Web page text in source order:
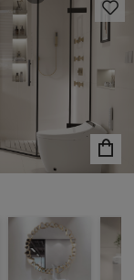
expresiva:
esfuerzo.